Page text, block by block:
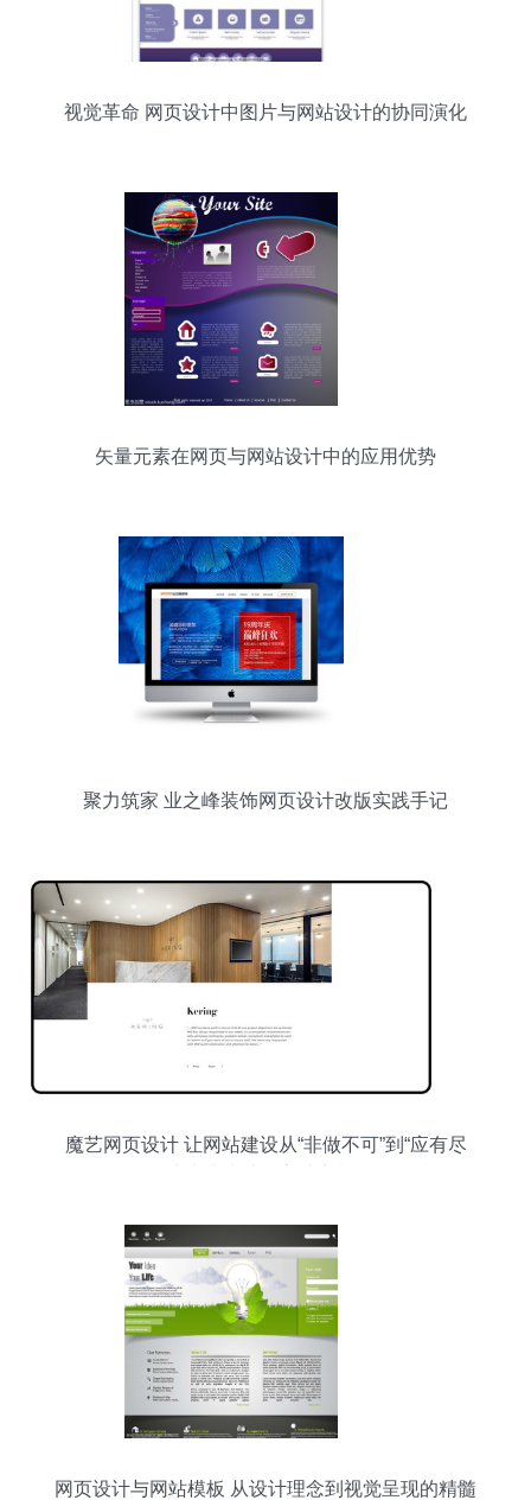
视觉革命 网页设计中图片与网站设计的协同演化
矢量元素在网页与网站设计中的应用优势
聚力筑家 业之峰装饰网页设计改版实践手记
魔艺网页设计 让网站建设从“非做不可”到“应有尽
网页设计与网站模板 从设计理念到视觉呈现的精髓